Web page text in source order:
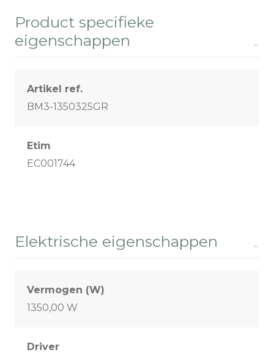
Product specifieke
eigenschappen
Artikel ref.
BM3-1350325GR
Etim
EC001744
Elektrische eigenschappen
Vermogen (W)
1350,00 W
Driver